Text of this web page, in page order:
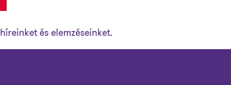
híreinket és elemzéseinket.